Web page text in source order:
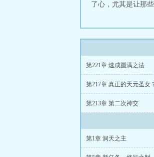
了心，尤其是让那
第221章 速成圆满之法
第217章 真正的天元圣女
第213章 第二次神交
第1章 洞天之主